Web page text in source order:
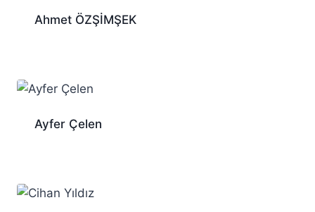
Ahmet ÖZŞİMŞEK
Ayfer Çelen